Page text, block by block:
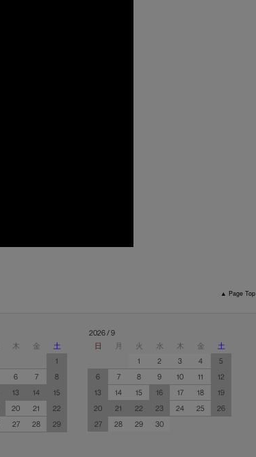
▲ Page Top
木 金
土
1
6 7
8
13 14
15
20 21
22
27 28
29
2026 / 9
日
月 火 水 木 金
土
1
2 3 4
5
6
7 8 9 10 11
12
13
14 15 16 17 18
19
20
21 22 23 24 25
26
27
28 29 30